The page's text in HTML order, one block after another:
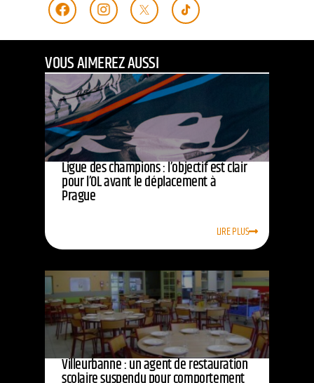
VOUS AIMEREZ AUSSI
Ligue des champions : l’objectif est clair
pour l’OL avant le déplacement à
Prague
LIRE PLUS
Villeurbanne : un agent de restauration